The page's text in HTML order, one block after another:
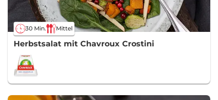
30 Min. Mittel
Herbstsalat mit Chavroux Crostini